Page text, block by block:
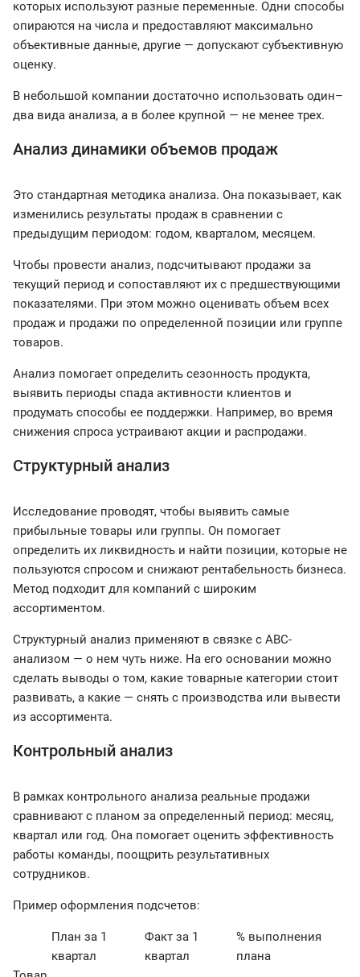
которых используют разные переменные. Одни способы
опираются на числа и предоставляют максимально
объективные данные, другие — допускают субъективную
оценку.
В небольшой компании достаточно использовать один–
два вида анализа, а в более крупной — не менее трех.
Анализ динамики объемов продаж
Это стандартная методика анализа. Она показывает, как
изменились результаты продаж в сравнении с
предыдущим периодом: годом, кварталом, месяцем.
Чтобы провести анализ, подсчитывают продажи за
текущий период и сопоставляют их с предшествующими
показателями. При этом можно оценивать объем всех
продаж и продажи по определенной позиции или группе
товаров.
Анализ помогает определить сезонность продукта,
выявить периоды спада активности клиентов и
продумать способы ее поддержки. Например, во время
снижения спроса устраивают акции и распродажи.
Структурный анализ
Исследование проводят, чтобы выявить самые
прибыльные товары или группы. Он помогает
определить их ликвидность и найти позиции, которые не
пользуются спросом и снижают рентабельность бизнеса.
Метод подходит для компаний с широким
ассортиментом.
Структурный анализ применяют в связке с ABC-
анализом — о нем чуть ниже. На его основании можно
сделать выводы о том, какие товарные категории стоит
развивать, а какие — снять с производства или вывести
из ассортимента.
Контрольный анализ
В рамках контрольного анализа реальные продажи
сравнивают с планом за определенный период: месяц,
квартал или год. Она помогает оценить эффективность
работы команды, поощрить результативных
сотрудников.
Пример оформления подсчетов:
План за 1
квартал
Факт за 1
квартал
% выполнения
плана